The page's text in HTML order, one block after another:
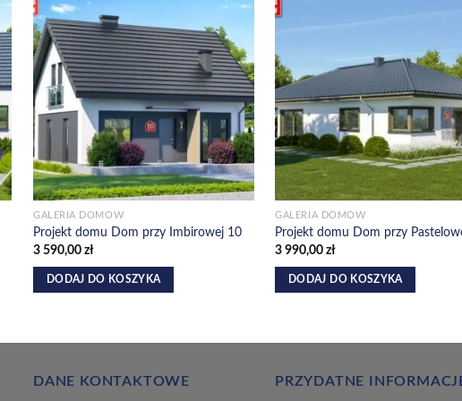
Dodaj do
ulubionych!
GALERIA DOMÓW
Projekt domu Dom przy Imbirowej 10
3 590,00zł
DODAJ DO KOSZYKA
GALERIA DOMÓW
Projekt domu Dom przy
3 990,00zł
DODAJ DO KOSZYKA
DANE KONTAKTOWE PRZYDATNE